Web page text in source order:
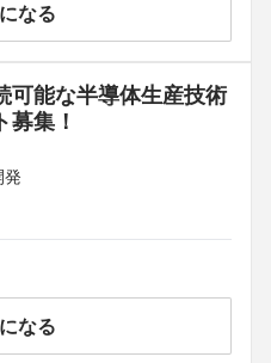
なる
可能な半導体生産技術
募集！
発
なる